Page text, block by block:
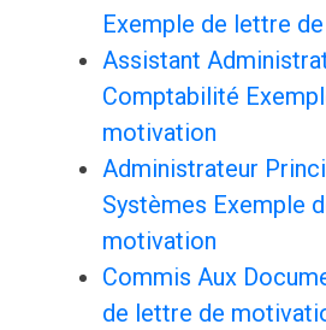
Exemple de lettre
Assistant
Comptabilité
motivation
Administrateur
Systèmes Exemple
motivation
Commis Aux
de lettre de